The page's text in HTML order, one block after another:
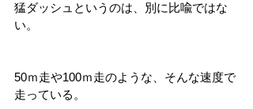
猛ダッシュというのは、別に比喩ではな
い。
50ｍ走や100ｍ走のような、そんな速度で
走っている。